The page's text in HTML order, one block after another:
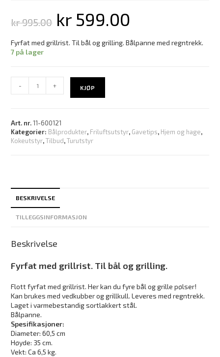
kr995.00 kr 599.00
Fyrfat med grillrist. Til bål og grilling. Bålpanne med regntrekk.
7 på lager
- + KJØP
Art. nr.11-600121
Kategorier: Bålprodukter, Friluftsutstyr, Gavetips, Hjem og hage,
Kokeutstyr,Tilbud,Turutstyr
BESKRIVELSE
TILLEGGSINFORMASJON
Beskrivelse
Fyrfat med grillrist. Til bål og grilling.
Flott fyrfat med grillrist. Her kan du fyre bål og grille pølser!
Kan brukes med vedkubber og grillkull. Leveres med regntrekk.
Laget i varmebestandig sortlakkert stål.
Bålpanne.
Spesifikasjoner:
Diameter: 60,5 cm
Høyde: 35 cm.
Vekt: Ca 6,5 kg.